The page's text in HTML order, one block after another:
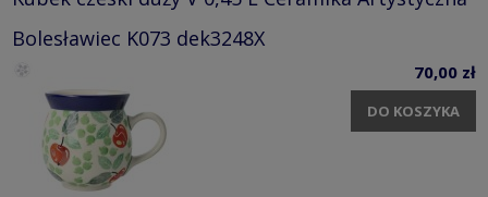
Bolesławiec K073 dek3248X
70,00 zł
DO KOSZYKA